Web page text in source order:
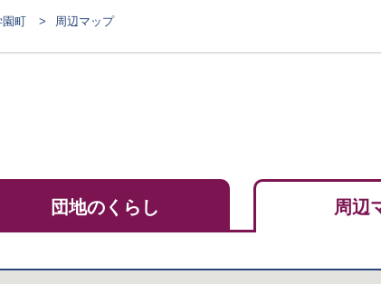
園町 周辺マップ
団地のくらし 周辺